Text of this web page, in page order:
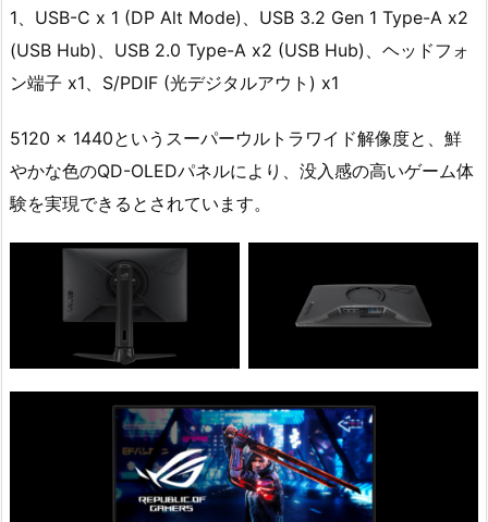
1、USB-C x 1 (DP Alt Mode)、USB 3.2 Gen 1 Type-A x2
(USB Hub)、USB 2.0 Type-A x2 (USB Hub)、ヘッドフォ
ン端子 x1、S/PDIF (光デジタルアウト) x1
5120 x 1440というスーパーウルトラワイド解像度と、鮮
やかな色のQD-OLEDパネルにより、没入感の高いゲーム体
験を実現できるとされています。